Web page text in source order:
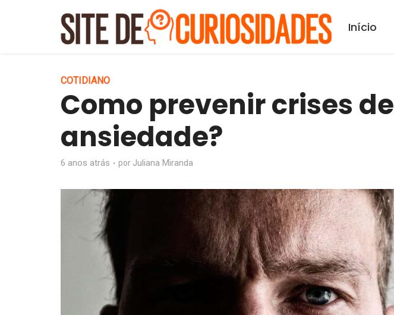
Início
COTIDIANO
Como prevenir crises de
ansiedade?
6 anos atrás por Juliana Miranda